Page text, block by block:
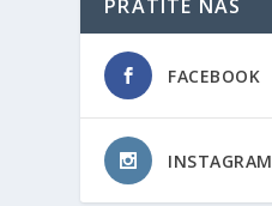
PRATITE NAS
FACEBOOK
INSTAGRAM